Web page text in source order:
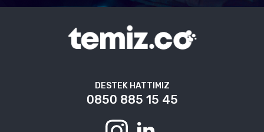
DESTEK HATTIMIZ
0850 885 15 45